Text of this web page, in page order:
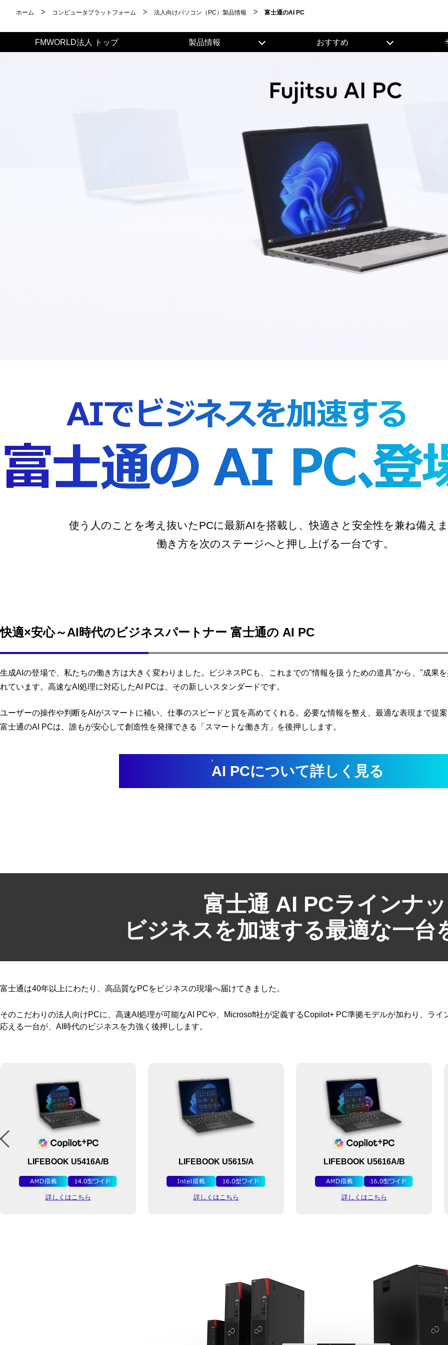
ホーム コンピュータプラットフォーム 法人向けパソコン（PC）製品情報 富士通のAI PC
FMWORLD法人 トップ 製品情報 おすすめ
使う人のことを考え抜いたPCに最新AIを搭載し、快適さと安全性を兼ね備え
働き方を次のステージへと押し上げる一台です。
快適×安心～AI時代のビジネスパートナー 富士通の AI PC
生成AIの登場で、私たちの働き方は大きく変わりました。ビジネスPCも、これまでの"情報を扱うための道具"から、"成果
れています。高速なAI処理に対応したAI PCは、その新しいスタンダードです。
ユーザーの操作や判断をAIがスマートに補い、仕事のスピードと質を高めてくれる。必要な情報を整え、最適な表現まで提
富士通のAI PCは、誰もが安心して創造性を発揮できる「スマートな働き方」を後押しします。
AI PCについて詳しく見る
富士通 AI PCラインナ
ビジネスを加速する最適な一台
富士通は40年以上にわたり、高品質なPCをビジネスの現場へ届けてきました。
そのこだわりの法人向けPCに、高速AI処理が可能なAI PCや、Microsoft社が定義するCopilot+ PC準拠モデルが加わり、ラ
応える一台が、AI時代のビジネスを力強く後押しします。
LIFEBOOK U5416A/B
詳しくはこちら
LIFEBOOK U5615/A
詳しくはこちら
LIFEBOOK U5616A/B
詳しくはこちら